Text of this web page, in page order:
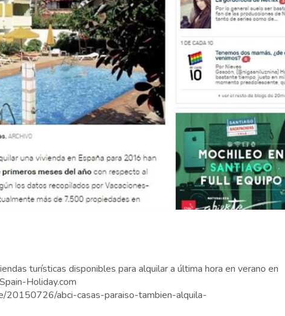
turísticas disponibles para alquilar a última hora en verano en
Holiday.com
20150726/abci-casas-paraiso-tambien-alquila-